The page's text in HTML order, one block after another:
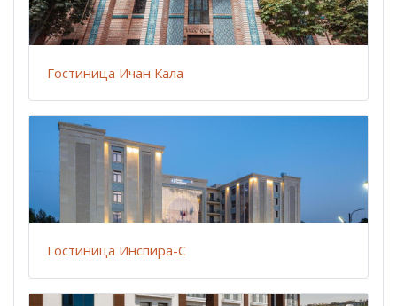
Гостиница Ичан Кала
Гостиница Инспира-С